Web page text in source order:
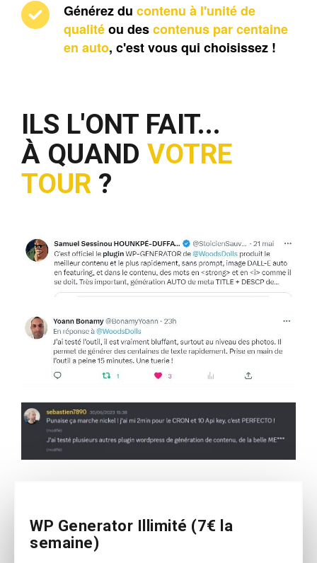
Générez du contenu à l'unité de
qualité ou des contenus par centaine
en auto, c'est vous qui choisissez !
ILS L'ONT FAIT...
À QUAND VOTRE
TOUR ?
WP Generator Illimité (7€ la
semaine)